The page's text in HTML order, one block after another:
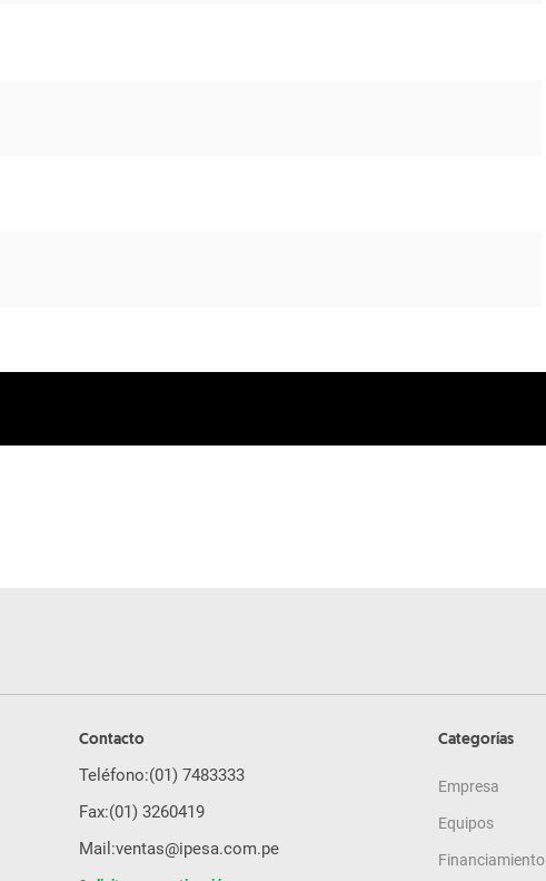
Contacto
Teléfono:(01) 7483333
Fax:(01) 3260419
Mail:ventas@ipesa.com.pe
Categorías
Empresa
Equipos
Financiamiento